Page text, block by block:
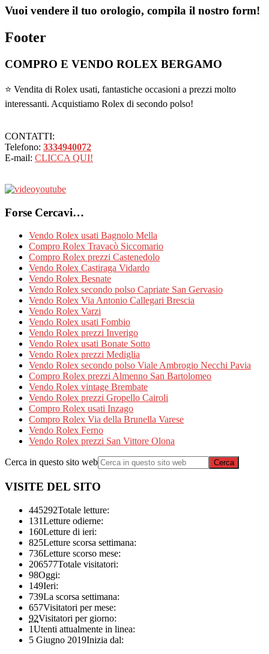
Vuoi vendere il tuo orologio, compila il nostro form!
Footer
COMPRO E VENDO ROLEX BERGAMO
⭐ Vendita di Rolex usati, fantastiche occasioni a prezzi molto
interessanti. Acquistiamo Rolex di secondo polso!
CONTATTI:
Telefono: 3334940072
E-mail: CLICCA QUI!
Forse Cercavi…
Vendo Rolex usati Bagnolo Mella
Compro Rolex Travacò Siccomario
Compro Rolex prezzi Castenedolo
Vendo Rolex Castiraga Vidardo
Vendo Rolex Besnate
Vendo Rolex secondo polso Capriate San Gervasio
Vendo Rolex Via Antonio Callegari Brescia
Vendo Rolex Varzi
Vendo Rolex usati Fombio
Vendo Rolex prezzi Inverigo
Vendo Rolex usati Bonate Sotto
Vendo Rolex prezzi Mediglia
Vendo Rolex secondo polso Viale Ambrogio Necchi Pavia
Compro Rolex prezzi Almenno San Bartolomeo
Vendo Rolex vintage Brembate
Vendo Rolex prezzi Gropello Cairoli
Compro Rolex usati Inzago
Compro Rolex Via della Brunella Varese
Vendo Rolex Ferno
Vendo Rolex prezzi San Vittore Olona
Cerca in questo sito web
VISITE DEL SITO
445292Totale letture:
131Letture odierne:
160Letture di ieri:
825Letture scorsa settimana:
736Letture scorso mese:
206577Totale visitatori:
98Oggi:
149Ieri:
739La scorsa settimana:
657Visitatori per mese:
92Visitatori per giorno:
1Utenti attualmente in linea:
5 Giugno 2019Inizia dal: